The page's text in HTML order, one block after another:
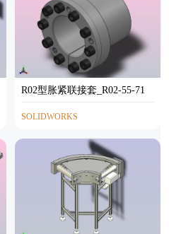
R02型胀紧联接套_R02-55-71
SOLIDWORKS